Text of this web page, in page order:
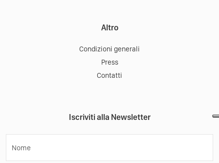
Altro
Condizioni generali
Press
Contatti
Iscriviti alla Newsletter
Nome